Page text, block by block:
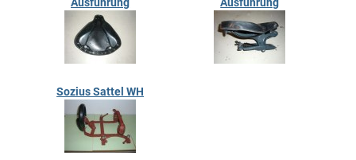
Sozius Sattel WH